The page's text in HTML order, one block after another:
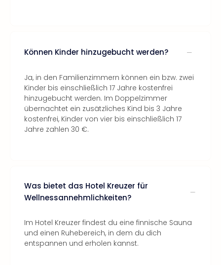
Können Kinder hinzugebucht werden?
Ja, in den Familienzimmern können ein bzw. zwei
Kinder bis einschließlich 17 Jahre kostenfrei
hinzugebucht werden. Im Doppelzimmer
übernachtet ein zusätzliches Kind bis 3 Jahre
kostenfrei, Kinder von vier bis einschließlich 17
Jahre zahlen 30 €.
Was bietet das Hotel Kreuzer für
Wellnessannehmlichkeiten?
Im Hotel Kreuzer findest du eine finnische Sauna
und einen Ruhebereich, in dem du dich
entspannen und erholen kannst.